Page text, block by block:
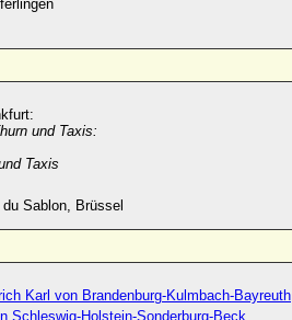
und Taxis:
Taxis
Sablon, Brüssel
Karl von Brandenburg-Kulmbach-Bayreuth
Schleswig-Holstein-Sonderburg-Beck